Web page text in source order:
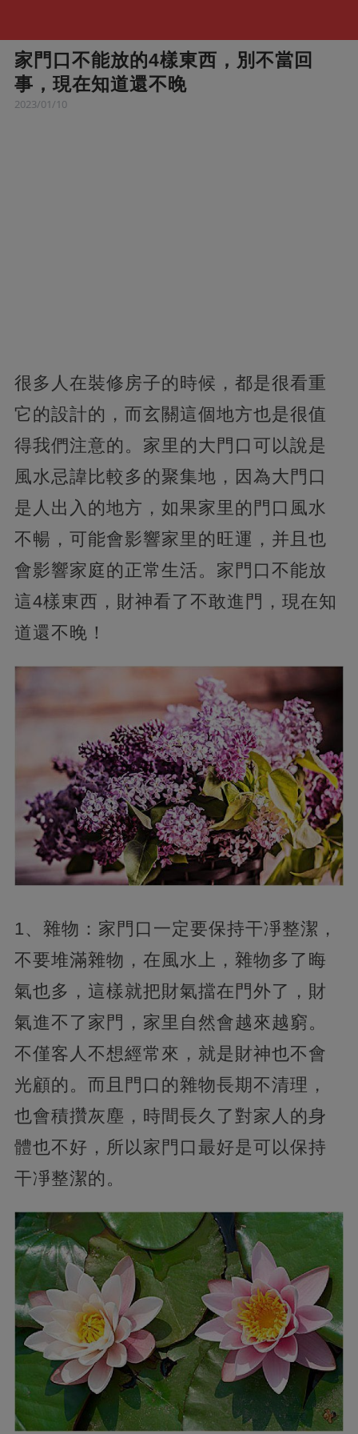
家門口不能放的4樣東西，別不當回
事，現在知道還不晚
2023/01/10
很多人在裝修房子的時候，都是很看重
它的設計的，而玄關這個地方也是很值
得我們注意的。家里的大門口可以說是
風水忌諱比較多的聚集地，因為大門口
是人出入的地方，如果家里的門口風水
不暢，可能會影響家里的旺運，并且也
會影響家庭的正常生活。家門口不能放
這4樣東西，財神看了不敢進門，現在知
道還不晚！
1、雜物：家門口一定要保持干凈整潔，
不要堆滿雜物，在風水上，雜物多了晦
氣也多，這樣就把財氣擋在門外了，財
氣進不了家門，家里自然會越來越窮。
不僅客人不想經常來，就是財神也不會
光顧的。而且門口的雜物長期不清理，
也會積攢灰塵，時間長久了對家人的身
體也不好，所以家門口最好是可以保持
干凈整潔的。